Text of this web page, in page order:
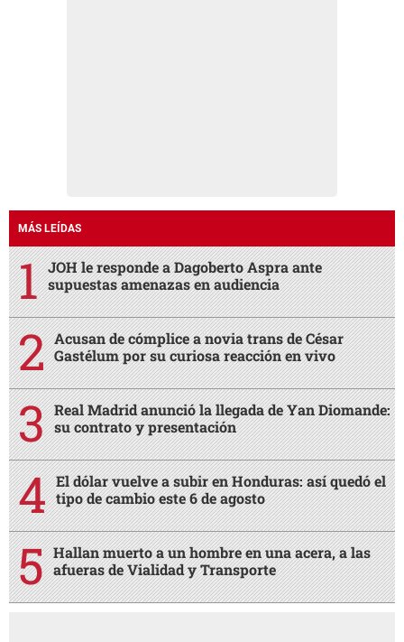
MÁS LEÍDAS
JOH le responde a Dagoberto Aspra ante
supuestas amenazas en audiencia
Acusan de cómplice a novia trans de César
Gastélum por su curiosa reacción en vivo
Real Madrid anunció la llegada de Yan Diomande:
su contrato y presentación
El dólar vuelve a subir en Honduras: así quedó el
tipo de cambio este 6 de agosto
Hallan muerto a un hombre en una acera, a las
afueras de Vialidad y Transporte